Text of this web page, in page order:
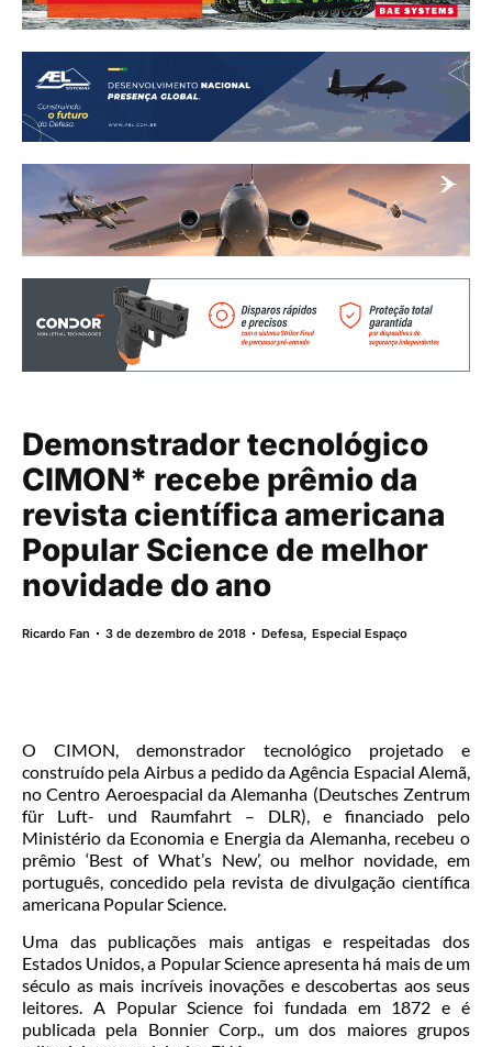
Demonstrador tecnológico
CIMON* recebe prêmio da
revista científica americana
Popular Science de melhor
novidade do ano
Ricardo Fan 3 de dezembro de 2018 Defesa,Especial Espaço
O CIMON, demonstrador tecnológico projetado e
construído pela Airbus a pedido da Agência Espacial Alemã,
no Centro Aeroespacial da Alemanha (Deutsches Zentrum
für Luft- und Raumfahrt – DLR), e financiado pelo
Ministério da Economia e Energia da Alemanha, recebeu o
prêmio ‘Best of What’s New’, ou melhor novidade, em
português, concedido pela revista de divulgação científica
americana Popular Science.
Uma das publicações mais antigas e respeitadas dos
Estados Unidos, a Popular Science apresenta há mais de um
século as mais incríveis inovações e descobertas aos seus
leitores. A Popular Science foi fundada em 1872 e é
publicada pela Bonnier Corp., um dos maiores grupos